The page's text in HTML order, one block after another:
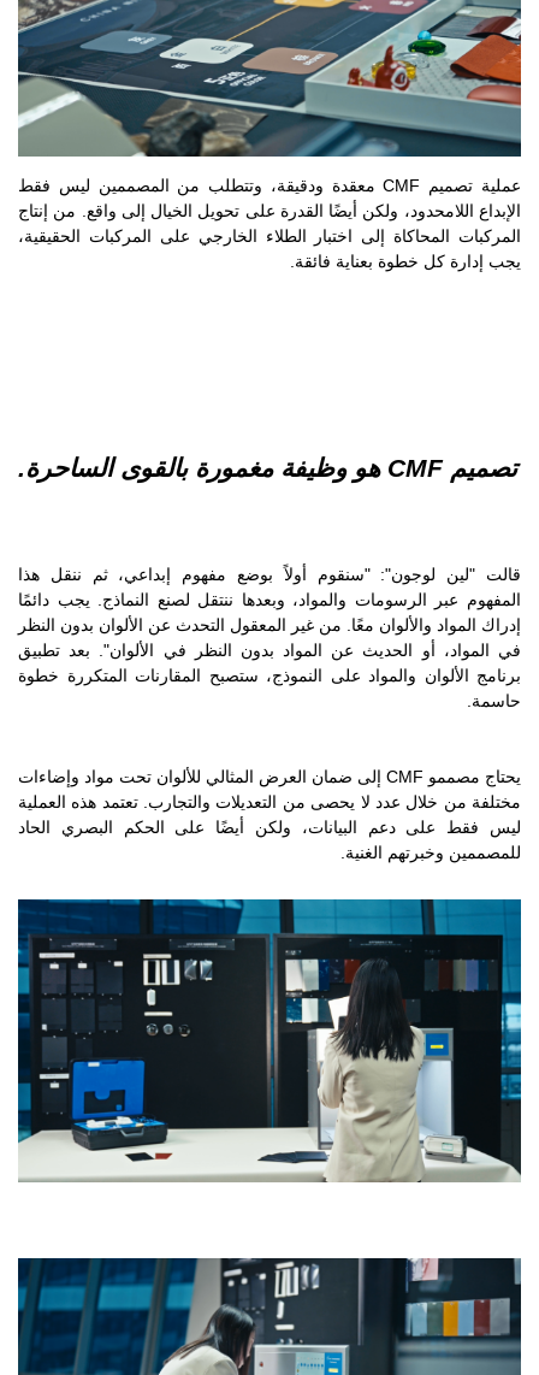
عملية تصميم CMF معقدة ودقيقة، وتتطلب من المصممين ليس فقط
الإبداع اللامحدود، ولكن أيضًا القدرة على تحويل الخيال إلى واقع. من إنتاج
المركبات المحاكاة إلى اختبار الطلاء الخارجي على المركبات الحقيقية،
يجب إدارة كل خطوة بعناية فائقة.
تصميم CMF هو وظيفة مغمورة بالقوى الساحرة.
قالت "لين لوجون": "سنقوم أولاً بوضع مفهوم إبداعي، ثم ننقل هذا
المفهوم عبر الرسومات والمواد، وبعدها ننتقل لصنع النماذج. يجب دائمًا
إدراك المواد والألوان معًا. من غير المعقول التحدث عن الألوان بدون النظر
في المواد، أو الحديث عن المواد بدون النظر في الألوان". بعد تطبيق
برنامج الألوان والمواد على النموذج، ستصبح المقارنات المتكررة خطوة
حاسمة.
يحتاج مصممو CMF إلى ضمان العرض المثالي للألوان تحت مواد وإضاءات
مختلفة من خلال عدد لا يحصى من التعديلات والتجارب. تعتمد هذه العملية
ليس فقط على دعم البيانات، ولكن أيضًا على الحكم البصري الحاد
للمصممين وخبرتهم الغنية.